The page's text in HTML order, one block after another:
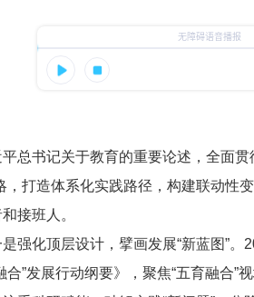
书记关于教育的重要论述，全面贯
，打造体系化实践路径，构建联动性
接班人。
化顶层设计，擘画发展“新蓝图”。
合”发展行动纲要》，聚焦“五育融合